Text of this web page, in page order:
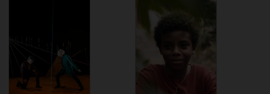
PRODUTOS